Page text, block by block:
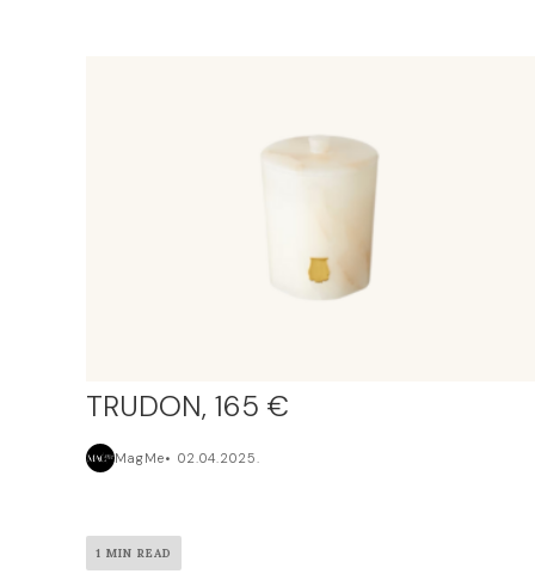
TRUDON, 165 €
MagMe 02.04.2025.
1 MIN READ